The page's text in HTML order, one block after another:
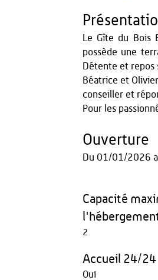
Le Gîte du
possède une
Détente et repos
Béatrice et
conseiller et
Pour les
Ouverture
Du 01/01/2026
Capacité
2
Accueil 24/24
Oui